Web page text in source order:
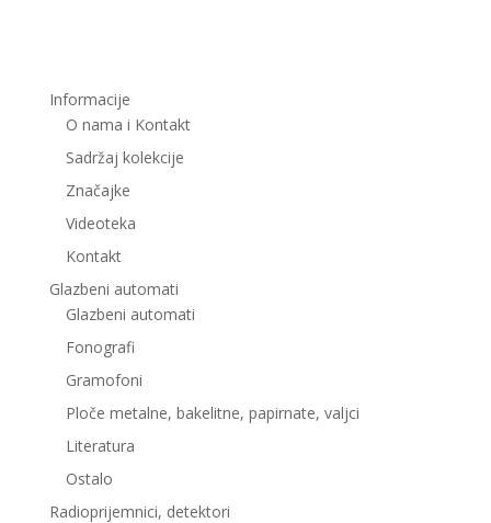
Informacije
O nama i Kontakt
Sadržaj kolekcije
Značajke
Videoteka
Kontakt
Glazbeni automati
Glazbeni automati
Fonografi
Gramofoni
Ploče metalne, bakelitne, papirnate, valjci
Literatura
Ostalo
Radioprijemnici, detektori